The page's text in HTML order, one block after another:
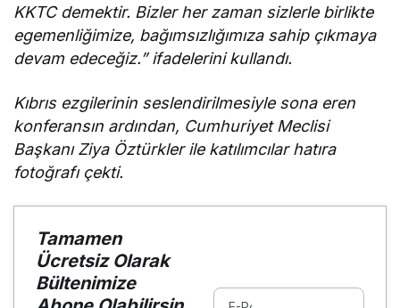
KKTC demektir. Bizler her zaman sizlerle birlikte
egemenliğimize, bağımsızlığımıza sahip çıkmaya
devam edeceğiz.” ifadelerini kullandı.
Kıbrıs ezgilerinin seslendirilmesiyle sona eren
konferansın ardından, Cumhuriyet Meclisi
Başkanı Ziya Öztürkler ile katılımcılar hatıra
fotoğrafı çekti.
Tamamen
Ücretsiz Olarak
Bültenimize